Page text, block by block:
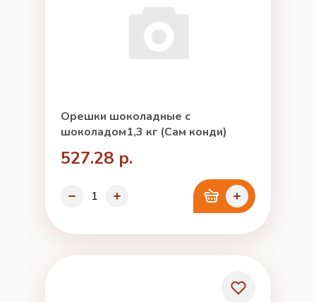
Орешки шоколадные с
шоколадом1,3 кг (Сам конди)
527.28 р.